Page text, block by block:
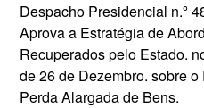
Despacho Presidencial n.º
Aprova a Estratégia de
Recuperados pelo Estado.
de 26 de Dezembro. sobre
Perda Alargada de Bens.